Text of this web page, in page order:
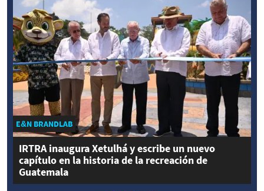
E&N BRANDLAB
IRTRA inaugura Xetulhá y escribe un nuevo
capítulo en la historia de la recreación de
Guatemala